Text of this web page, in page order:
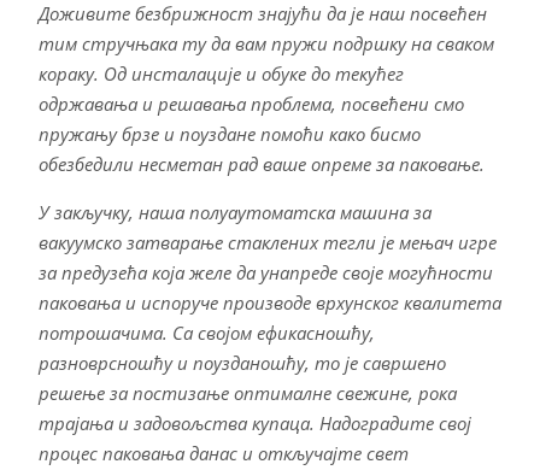
Доживите безбрижност знајући да је наш посвећен
тим стручњака ту да вам пружи подршку на сваком
кораку. Од инсталације и обуке до текућег
одржавања и решавања проблема, посвећени смо
пружању брзе и поуздане помоћи како бисмо
обезбедили несметан рад ваше опреме за паковање.
У закључку, наша полуаутоматска машина за
вакуумско затварање стаклених тегли је мењач игре
за предузећа која желе да унапреде своје могућности
паковања и испоруче производе врхунског квалитета
потрошачима. Са својом ефикасношћу,
разноврсношћу и поузданошћу, то је савршено
решење за постизање оптималне свежине, рока
трајања и задовољства купаца. Надоградите свој
процес паковања данас и откључајте свет